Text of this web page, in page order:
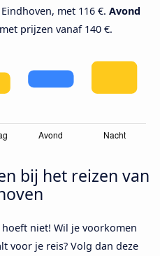
met 116 €. Avond
prijzen vanaf 140 €.
bij het reizen van
niet! Wil je voorkomen
voor je reis? Volg dan deze